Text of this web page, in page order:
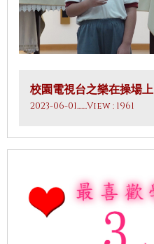
校園電視台之樂在操場上
2023-06-01.......View : 1961